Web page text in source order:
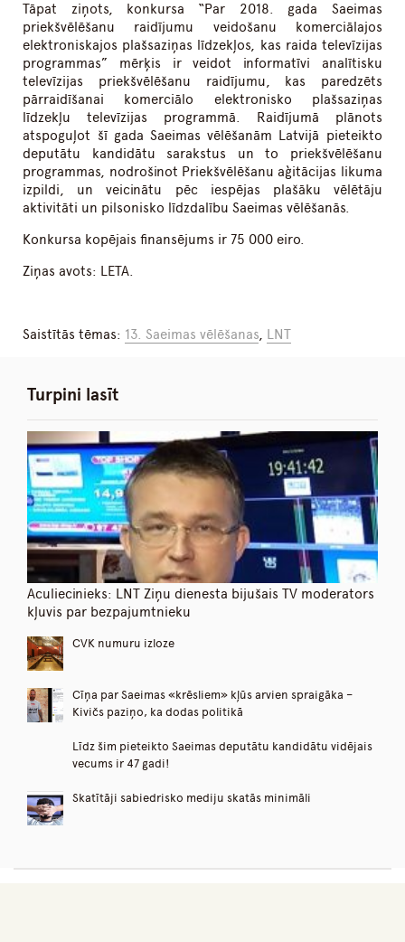
Tāpat ziņots, konkursa “Par 2018. gada Saeimas
priekšvēlēšanu raidījumu veidošanu komerciālajos
elektroniskajos plašsaziņas līdzekļos, kas raida televīzijas
programmas” mērķis ir veidot informatīvi analītisku
televīzijas priekšvēlēšanu raidījumu, kas paredzēts
pārraidīšanai komerciālo elektronisko plašsaziņas
līdzekļu televīzijas programmā. Raidījumā plānots
atspoguļot šī gada Saeimas vēlēšanām Latvijā pieteikto
deputātu kandidātu sarakstus un to priekšvēlēšanu
programmas, nodrošinot Priekšvēlēšanu aģitācijas likuma
izpildi, un veicinātu pēc iespējas plašāku vēlētāju
aktivitāti un pilsonisko līdzdalību Saeimas vēlēšanās.
Konkursa kopējais finansējums ir 75 000 eiro.
Ziņas avots: LETA.
Saistītās tēmas: 13. Saeimas vēlēšanas, LNT
Turpini lasīt
Aculiecinieks: LNT Ziņu dienesta bijušais TV moderators
kļuvis par bezpajumtnieku
CVK numuru izloze
Cīņa par Saeimas «krēsliem» kļūs arvien spraigāka –
Kivičs paziņo, ka dodas politikā
Līdz šim pieteikto Saeimas deputātu kandidātu vidējais
vecums ir 47 gadi!
Skatītāji sabiedrisko mediju skatās minimāli